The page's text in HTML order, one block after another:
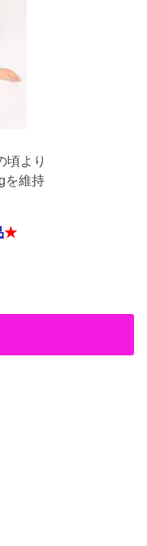
頃より
を維持
★